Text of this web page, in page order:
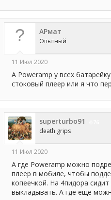
АРмат
Опытный
11 Июл 2020
А Poweramp у всех
стоковый плеер или я что
superturbo91
death grips
11 Июл 2020
А где Poweramp можно
плеер в мобиле, чтобы
копеечкой. На 4пидора
выкладывать. А где ещё